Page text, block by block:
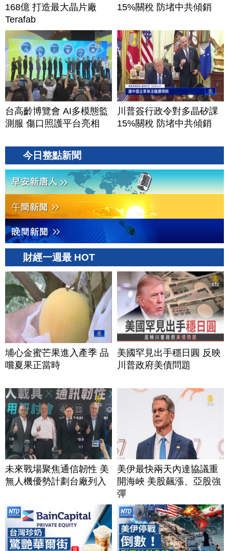
168億 打造最大晶片廠
Terafab
15%關稅 防堵中共傾銷
台高齡博覽會 AI多模態監
測服 傷口照護平台亮相
川普簽行政令對多晶矽課
15%關稅 防堵中共傾銷
今日整點新聞
財經一週最 HOT
埔心金蜜芒果進入產季 品
嚐夏果正當時
美國罕見出手穩日圓 反映
川普政府美債問題
未來戰場聚焦通信韌性 美
無人機優勢計劃台廠列入
美伊最快兩天內達協議重
開海峽 美股飆漲、亞股強
彈